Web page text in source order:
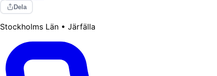
Dela
Stockholms Län • Järfälla